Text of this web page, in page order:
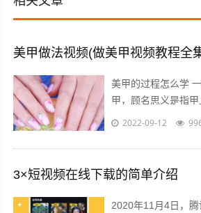
美甲做法视频(做美甲视频教程全
美甲的过程怎么学
甲，顾名思义是指
有必要首先对指甲
2022-09-12
3×短视频在线下载的简单介绍
2020年11月4日，